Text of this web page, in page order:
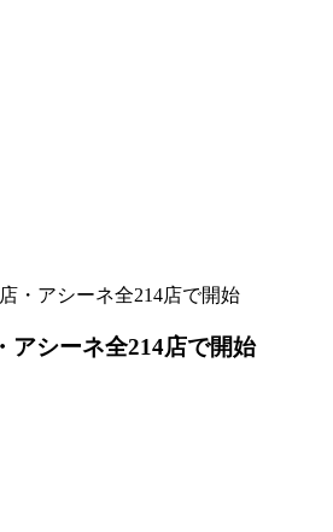
・アシーネ全214店で開始
アシーネ全214店で開始